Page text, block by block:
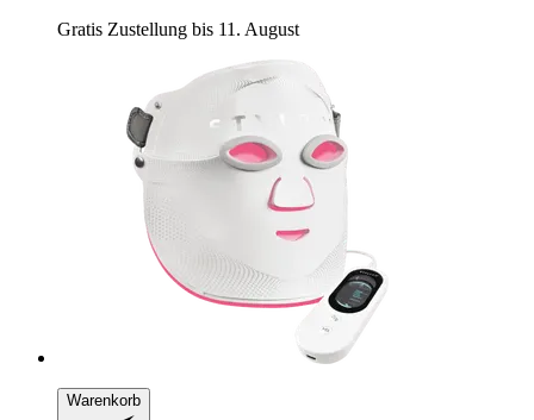
Gratis Zustellung bis 11. August
Warenkorb